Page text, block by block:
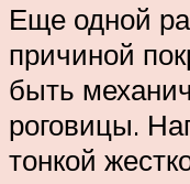
Еще одной
причиной
быть
роговицы.
тонкой